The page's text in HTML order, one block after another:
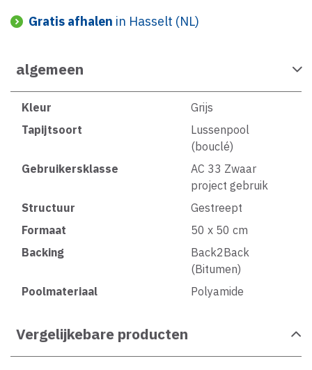
Gratis afhalen in Hasselt (NL)
algemeen
Kleur
Grijs
Tapijtsoort
Lussenpool
(bouclé)
Gebruikersklasse
AC 33 Zwaar
project gebruik
Structuur
Gestreept
Formaat
50 x 50 cm
Backing
Back2Back
(Bitumen)
Poolmateriaal
Polyamide
Vergelijkebare producten